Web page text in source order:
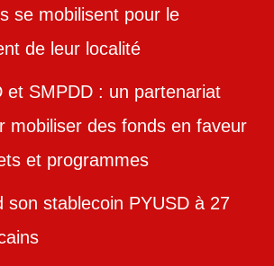
se mobilisent pour le
de leur localité
et SMPDD : un partenariat
mobiliser des fonds en faveur
et programmes
son stablecoin PYUSD à 27